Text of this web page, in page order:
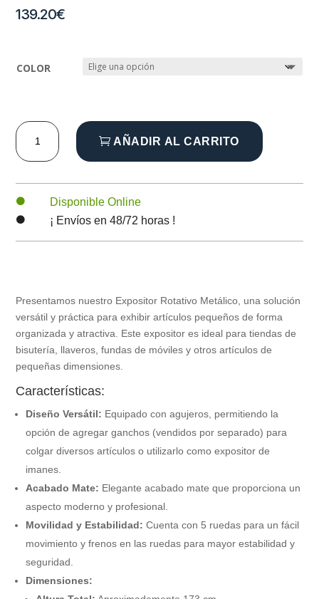
139.20€
COLOR
Expositor
rotativo
metálico
imanes
multiuso
cantidad
AÑADIR AL CARRITO
 Disponible Online
 ¡ Envíos en 48/72 horas !
Presentamos nuestro Expositor Rotativo Metálico, una solución
versátil y práctica para exhibir artículos pequeños de forma
organizada y atractiva. Este expositor es ideal para tiendas de
bisutería, llaveros, fundas de móviles y otros artículos de
pequeñas dimensiones.
Características:
Diseño Versátil: Equipado con agujeros, permitiendo la
opción de agregar ganchos (vendidos por separado) para
colgar diversos artículos o utilizarlo como expositor de
imanes.
Acabado Mate: Elegante acabado mate que proporciona un
aspecto moderno y profesional.
Movilidad y Estabilidad: Cuenta con 5 ruedas para un fácil
movimiento y frenos en las ruedas para mayor estabilidad y
seguridad.
Dimensiones: